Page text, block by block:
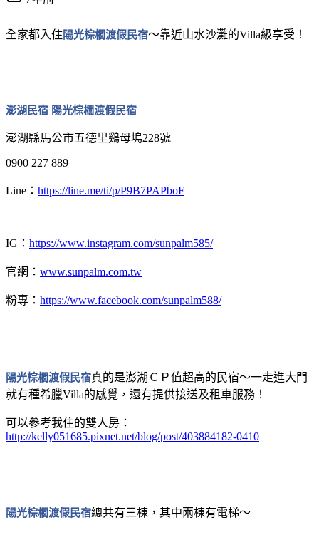
全家都入住陽光棕櫚渡假民宿～靠近山水沙灘的Villa級享受！
澎湖民宿 陽光棕櫚渡假民宿
澎湖縣馬公市五德里鷄母塢228號
0900 227 889
Line： https://line.me/ti/p/P9B7PAPboF
IG： https://www.instagram.com/sunpalm585/
官網： www.sunpalm.com.tw
粉專： https://www.facebook.com/sunpalm588/
陽光棕櫚渡假民宿真的是澎湖ＣＰ值超高的民宿～一走進大門
就有種希臘Villa的感覺，還有提供接送及租車服務！
可以參考我住的雙人房：
http://kelly051685.pixnet.net/blog/post/403884182-0410
陽光棕櫚渡假民宿總共有三棟，其中兩棟有電梯～